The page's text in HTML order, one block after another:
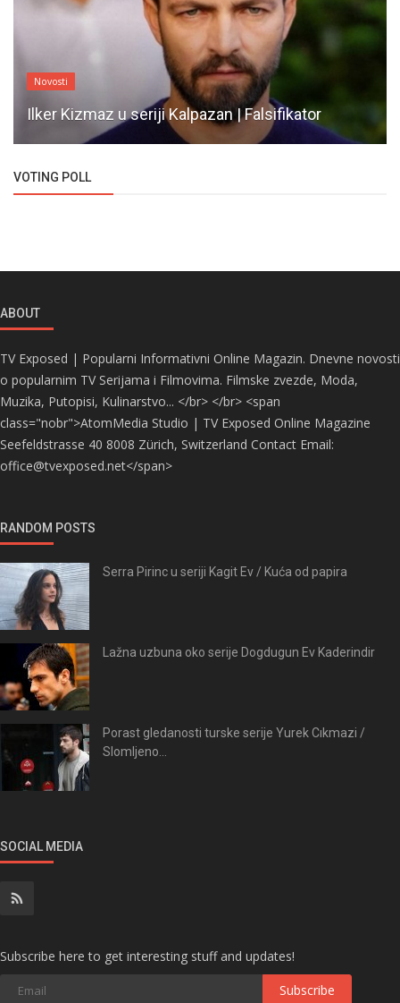
Novosti
Ilker Kizmaz u seriji Kalpazan | Falsifikator
VOTING POLL
ABOUT
TV Exposed | Popularni Informativni Online Magazin. Dnevne novosti
o popularnim TV Serijama i Filmovima. Filmske zvezde, Moda,
Muzika, Putopisi, Kulinarstvo... </br> </br> <span
class="nobr">AtomMedia Studio | TV Exposed Online Magazine
Seefeldstrasse 40 8008 Zürich, Switzerland Contact Email:
office@tvexposed.net</span>
RANDOM POSTS
Serra Pirinc u seriji Kagit Ev / Kuća od papira
Lažna uzbuna oko serije Dogdugun Ev Kaderindir
Porast gledanosti turske serije Yurek Cıkmazi /
Slomljeno...
SOCIAL MEDIA
Subscribe here to get interesting stuff and updates!
Subscribe